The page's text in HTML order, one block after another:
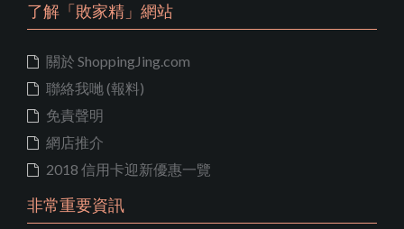
了解「敗家精」網站
關於 ShoppingJing.com
聯絡我哋 (報料)
免責聲明
網店推介
2018 信用卡迎新優惠一覽
非常重要資訊